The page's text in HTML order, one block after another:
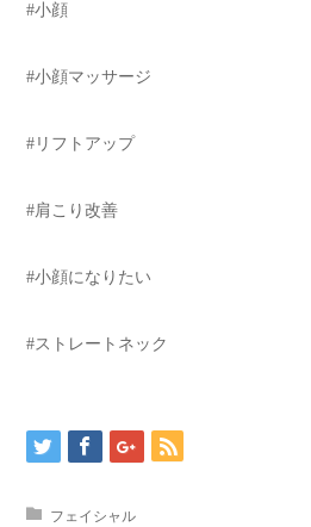
#小顔
#小顔マッサージ
#リフトアップ
#肩こり改善
#小顔になりたい
#ストレートネック
フェイシャル